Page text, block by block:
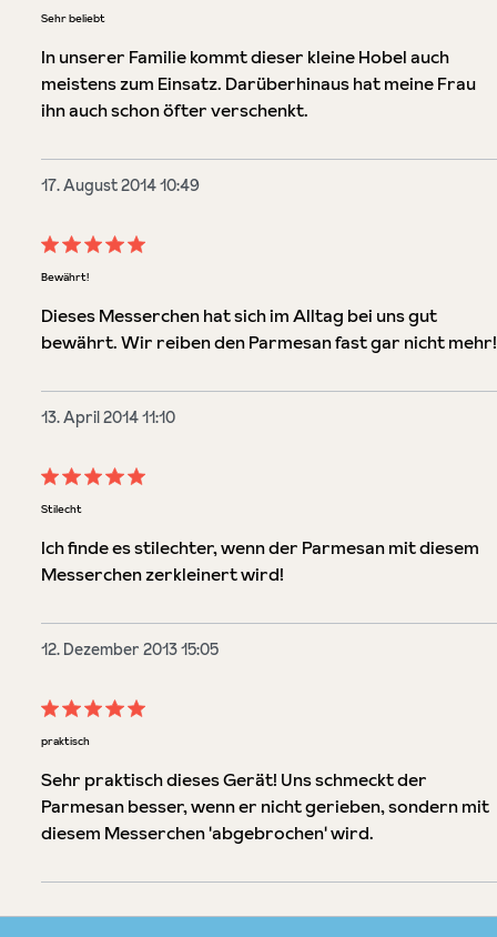
Bewertung mit 5 von 5 Sternen
Sehr beliebt
In unserer Familie kommt dieser kleine Hobel auch
meistens zum Einsatz. Darüberhinaus hat meine Frau
ihn auch schon öfter verschenkt.
17. August 2014 10:49
Bewertung mit 5 von 5 Sternen
Bewährt!
Dieses Messerchen hat sich im Alltag bei uns gut
bewährt. Wir reiben den Parmesan fast gar nicht mehr!
13. April 2014 11:10
Bewertung mit 5 von 5 Sternen
Stilecht
Ich finde es stilechter, wenn der Parmesan mit diesem
Messerchen zerkleinert wird!
12. Dezember 2013 15:05
Bewertung mit 5 von 5 Sternen
praktisch
Sehr praktisch dieses Gerät! Uns schmeckt der
Parmesan besser, wenn er nicht gerieben, sondern mit
diesem Messerchen 'abgebrochen' wird.